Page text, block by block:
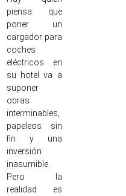
piensa que
poner un
cargador para
coches
eléctricos en
su hotel va a
suponer
obras
interminables,
papeleos sin
fin y una
inversión
inasumible.
Pero la
realidad es